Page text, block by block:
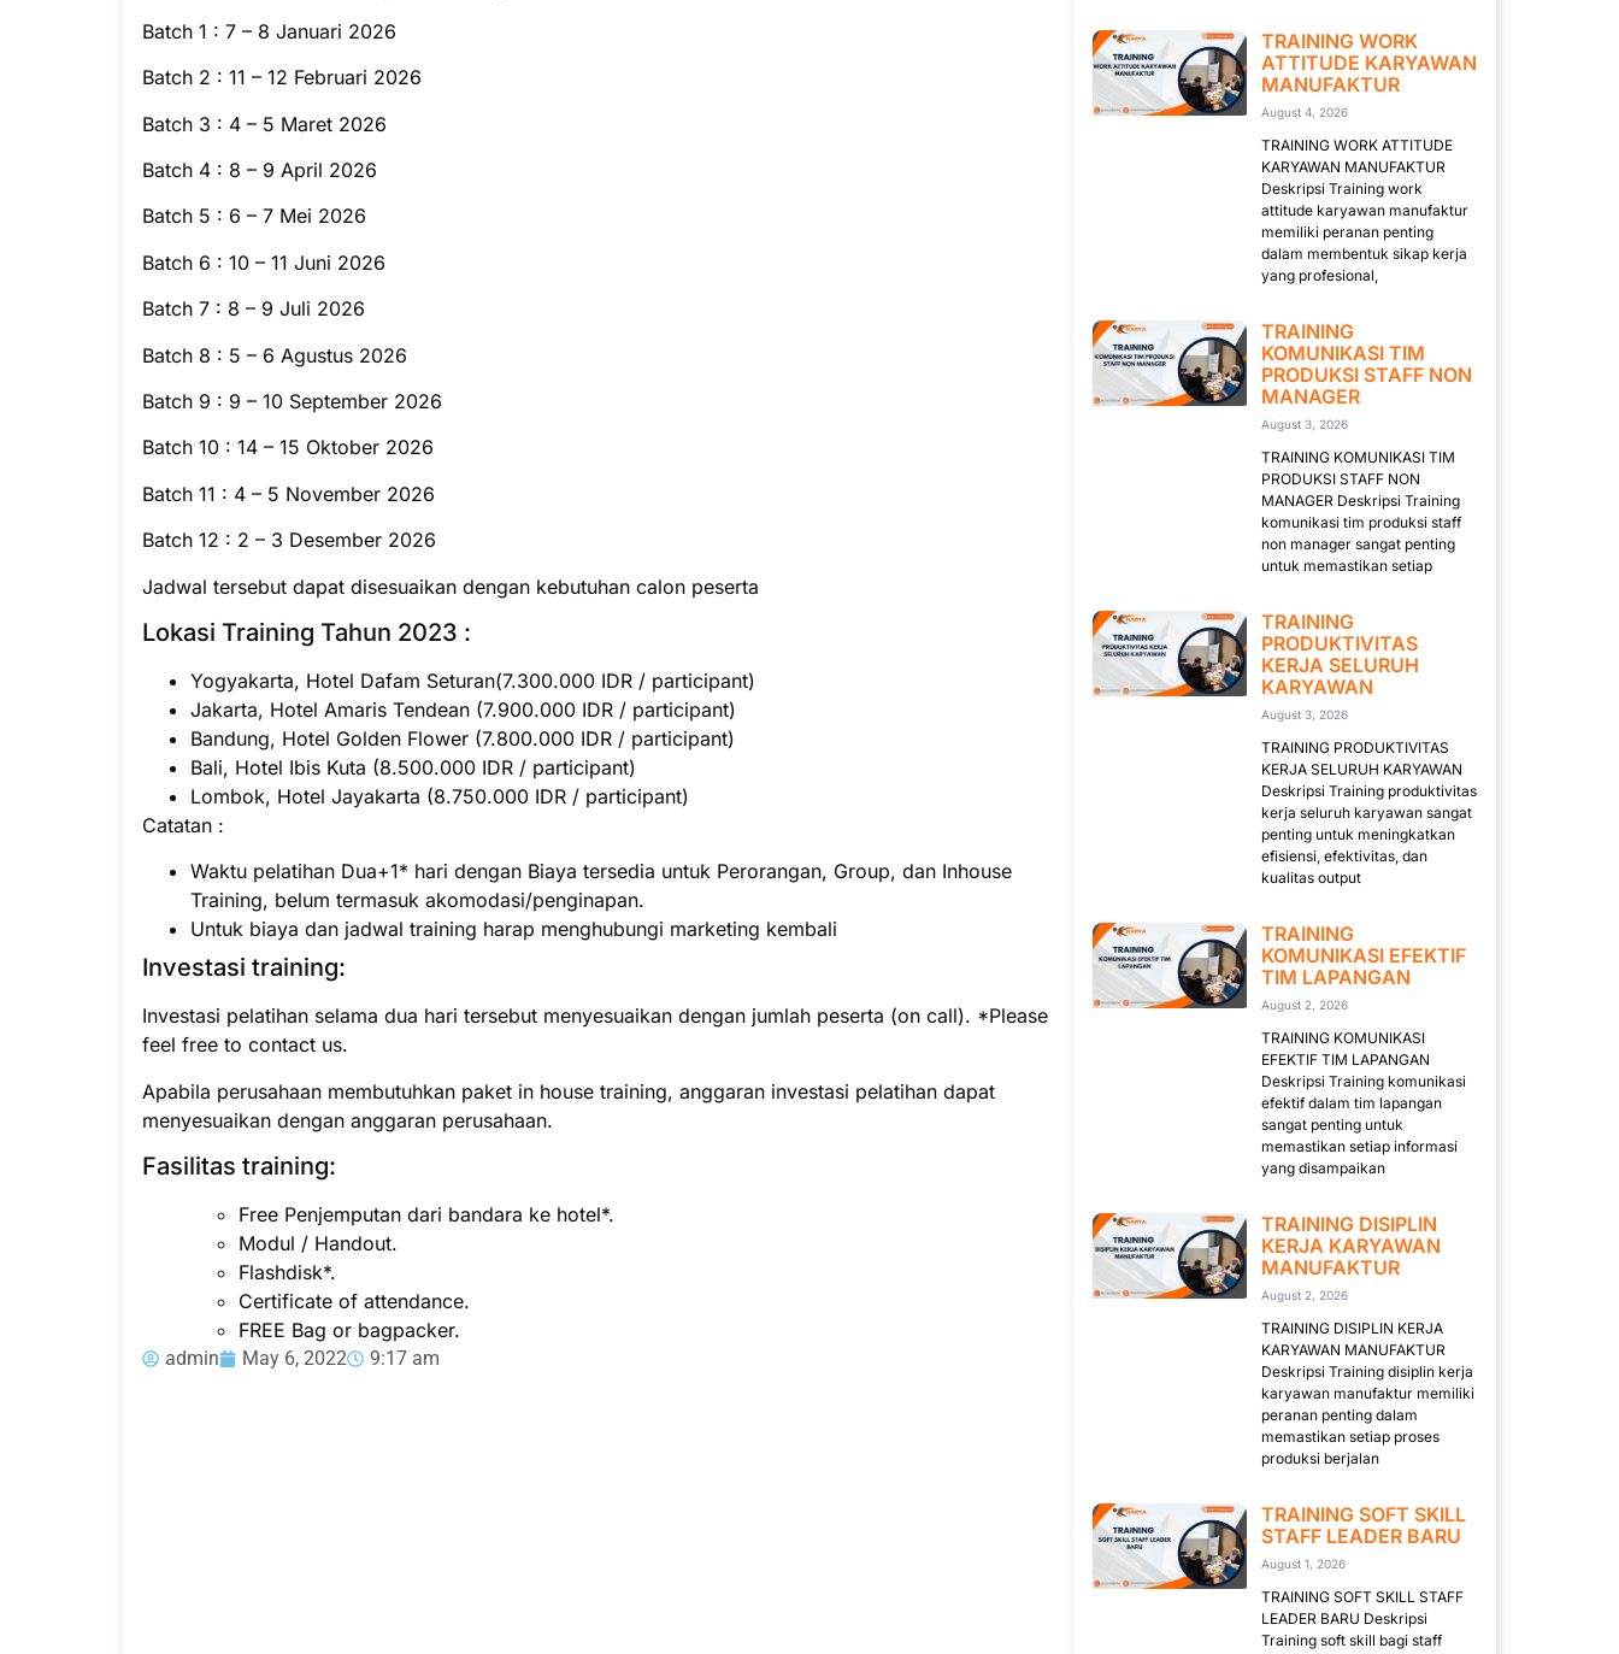
Batch 1 : 7 – 8 Januari 2026
Batch 2 : 11 – 12 Februari 2026
Batch 3 : 4 – 5 Maret 2026
Batch 4 : 8 – 9 April 2026
Batch 5 : 6 – 7 Mei 2026
Batch 6 : 10 – 11 Juni 2026
Batch 7 : 8 – 9 Juli 2026
Batch 8 : 5 – 6 Agustus 2026
Batch 9 : 9 – 10 September 2026
Batch 10 : 14 – 15 Oktober 2026
Batch 11 : 4 – 5 November 2026
Batch 12 : 2 – 3 Desember 2026
Jadwal tersebut dapat disesuaikan dengan kebutuhan calon peserta
Lokasi Training Tahun 2023 :
Yogyakarta, Hotel Dafam Seturan(7.300.000 IDR / participant)
Jakarta, Hotel Amaris Tendean (7.900.000 IDR / participant)
Bandung, Hotel Golden Flower (7.800.000 IDR / participant)
Bali, Hotel Ibis Kuta (8.500.000 IDR / participant)
Lombok, Hotel Jayakarta (8.750.000 IDR / participant)
Catatan :
Waktu pelatihan Dua+1* hari dengan Biaya tersedia untuk Perorangan, Group, dan Inhouse
Training, belum termasuk akomodasi/penginapan.
Untuk biaya dan jadwal training harap menghubungi marketing kembali
Investasi training:
Investasi pelatihan selama dua hari tersebut menyesuaikan dengan jumlah peserta (on call). *Please
feel free to contact us.
Apabila perusahaan membutuhkan paket in house training, anggaran investasi pelatihan dapat
menyesuaikan dengan anggaran perusahaan.
Fasilitas training:
Free Penjemputan dari bandara ke hotel*.
Modul / Handout.
Flashdisk*.
Certificate of attendance.
FREE Bag or bagpacker.
admin May 6, 2022 9:17 am
TRAINING WORK
ATTITUDE KARYAWAN
MANUFAKTUR
August 4, 2026
TRAINING WORK ATTITUDE
KARYAWAN MANUFAKTUR
Deskripsi Training work
attitude karyawan manufaktur
memiliki peranan penting
dalam membentuk sikap kerja
yang profesional,
TRAINING
KOMUNIKASI TIM
PRODUKSI STAFF NON
MANAGER
August 3, 2026
TRAINING KOMUNIKASI TIM
PRODUKSI STAFF NON
MANAGER Deskripsi Training
komunikasi tim produksi staff
non manager sangat penting
untuk memastikan setiap
TRAINING
PRODUKTIVITAS
KERJA SELURUH
KARYAWAN
August 3, 2026
TRAINING PRODUKTIVITAS
KERJA SELURUH KARYAWAN
Deskripsi Training produktivitas
kerja seluruh karyawan sangat
penting untuk meningkatkan
efisiensi, efektivitas, dan
kualitas output
TRAINING
KOMUNIKASI EFEKTIF
TIM LAPANGAN
August 2, 2026
TRAINING KOMUNIKASI
EFEKTIF TIM LAPANGAN
Deskripsi Training komunikasi
efektif dalam tim lapangan
sangat penting untuk
memastikan setiap informasi
yang disampaikan
TRAINING DISIPLIN
KERJA KARYAWAN
MANUFAKTUR
August 2, 2026
TRAINING DISIPLIN KERJA
KARYAWAN MANUFAKTUR
Deskripsi Training disiplin kerja
karyawan manufaktur memiliki
peranan penting dalam
memastikan setiap proses
produksi berjalan
TRAINING SOFT SKILL
STAFF LEADER BARU
August 1, 2026
TRAINING SOFT SKILL STAFF
LEADER BARU Deskripsi
Training soft skill bagi staff